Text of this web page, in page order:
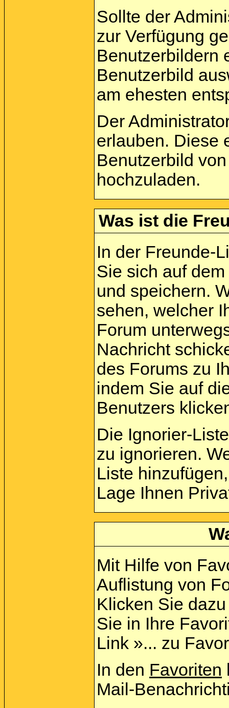
Sollte der
zur Verfügung
Benutzerbildern
Benutzerbild
am ehesten
Der
erlauben. Diese
Benutzerbild
hochzuladen.
Was ist die
In der Freunde-
Sie sich auf
und speichern.
sehen, welcher
Forum
Nachricht
des Forums zu
indem Sie auf
Benutzers
Die Ignorier-
zu ignorieren.
Liste
Lage Ihnen
Mit Hilfe von
Auflistung von
Klicken Sie
Sie in Ihre
Link »... zu
In den Favoriten
Mail-